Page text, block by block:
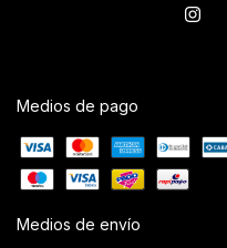
Medios de pago
Medios de envío